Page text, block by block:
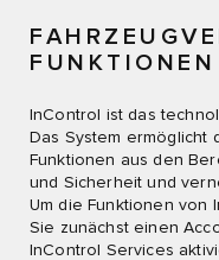
InControl ist das
Das System ermöglicht
Funktionen aus den
und Sicherheit und
Um die Funktionen von
Sie zunächst einen
InControl Services